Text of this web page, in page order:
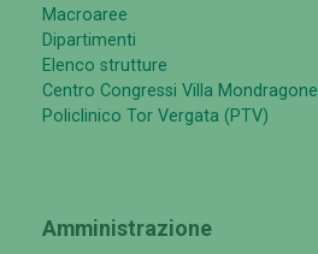
Macroaree
Dipartimenti
Elenco strutture
Centro Congressi Villa Mondragone
Policlinico Tor Vergata (PTV)
Amministrazione